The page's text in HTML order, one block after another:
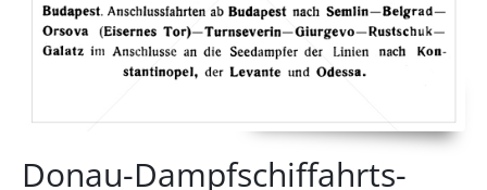
Epoche
Donau-Dampfschiffahrts-